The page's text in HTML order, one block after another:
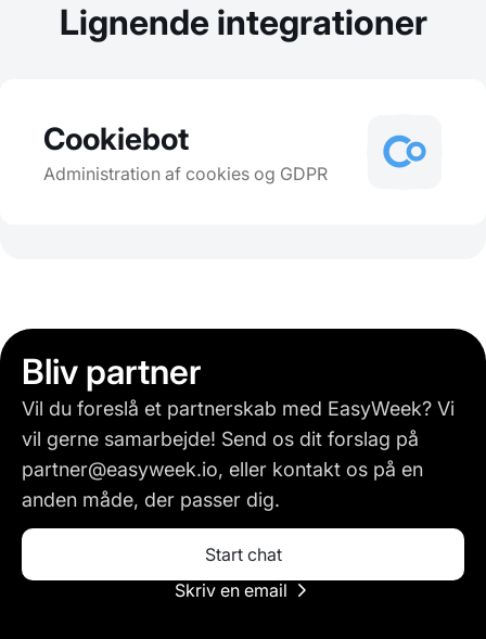
Lignende integrationer
Cookiebot
Administration af cookies og GDPR
Bliv partner
Vil du foreslå et partnerskab med EasyWeek? Vi
vil gerne samarbejde! Send os dit forslag på
partner@easyweek.io, eller kontakt os på en
anden måde, der passer dig.
Start chat
Skriv en email